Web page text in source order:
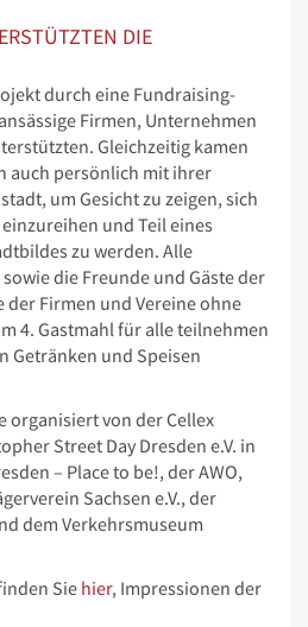
DIE
durch eine Fundraising-
Firmen, Unternehmen
Gleichzeitig kamen
auch persönlich mit ihrer
um Gesicht zu zeigen, sich
und Teil eines
zu werden. Alle
die Freunde und Gäste der
Firmen und Vereine ohne
4. Gastmahl für alle teilnehmen
Getränken und Speisen
organisiert von der Cellex
Street Day Dresden e.V. in
– Place to be!, der AWO,
Sachsen e.V., der
dem Verkehrsmuseum
Sie hier, Impressionen der